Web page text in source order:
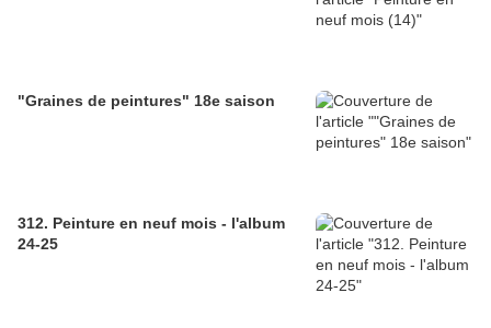
"Graines de peintures" 18e saison
312. Peinture en neuf mois - l'album
24-25